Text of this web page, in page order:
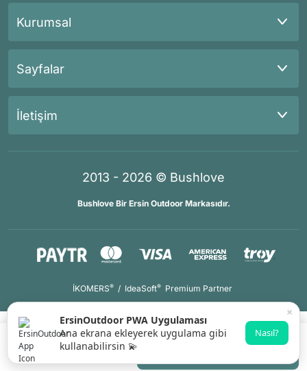
Kurumsal
Sayfalar
İletişim
2013 - 2026 © Bushlove
Bushlove Bir Ersin Outdoor Markasıdır.
İKOMERS® / IdeaSoft® Premium Partner
×
ErsinOutdoor PWA Uygulaması
Ana ekrana ekleyerek uygulama gibi
kullanabilirsin 💫
Nasıl?